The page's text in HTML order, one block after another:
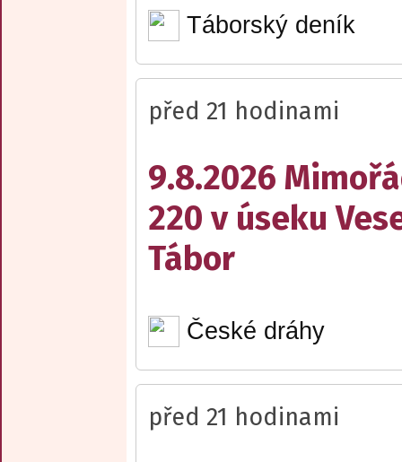
Táborský deník
před 21 hodinami
9.8.2026
220 v úseku
Tábor
České dráhy
před 21 hodinami